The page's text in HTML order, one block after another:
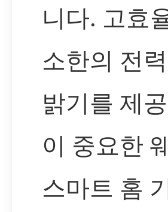
니다. 고효
소한의 전
밝기를 제
이 중요한
스마트 홈